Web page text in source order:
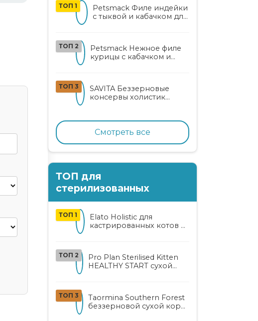
ТОП 1
Petsmack Филе индейки
с тыквой и кабачком для
ТОП 2
Petsmack Нежное филе
курицы с кабачком и
ТОП 3
SAVITA Беззерновые
консервы холистик
Смотреть все
ТОП для
стерилизованных
ТОП 1
Elato Holistic для
кастрированных котов и
ТОП 2
Pro Plan Sterilised Kitten
HEALTHY START сухой
лососем
ТОП 3
Taormina Southern Forest
беззерновой сухой корм